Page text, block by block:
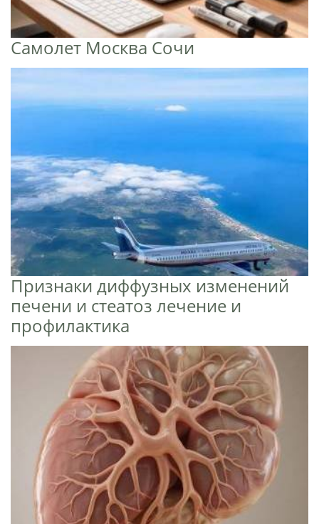
Самолет Москва Сочи
Признаки диффузных изменений
печени и стеатоз лечение и
профилактика